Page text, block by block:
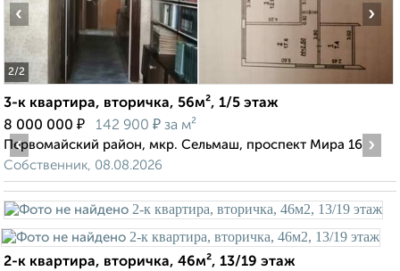
2/2
‹ ›
3-к квартира, вторичка, 56м², 1/5 этаж
8 000 000 ₽ 142 900 ₽ за м²
Первомайский район, мкр. Сельмаш, проспект Мира 16
Собственник, 08.08.2026
‹ ›
2-к квартира, вторичка, 46м², 13/19 этаж